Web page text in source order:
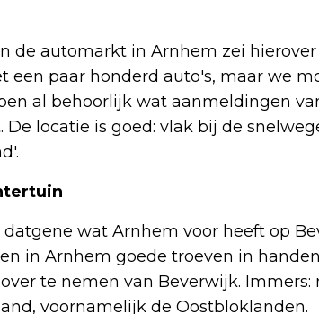
de automarkt in Arnhem zei
een paar honderd auto's, maar we
al behoorlijk wat aanmeldingen
locatie is goed: vlak bij de
datgene wat Arnhem voor heeft op
in Arnhem goede troeven in
te nemen van Beverwijk. Immers:
voornamelijk de Oostbloklanden.